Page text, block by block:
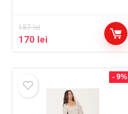
187lei
Prețul
inițial
187 lei.
170 lei
curent
- 9%